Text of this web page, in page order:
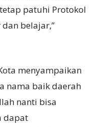
patuhi Protokol
belajar,”
menyampaikan
nama baik daerah
nanti bisa
dapat